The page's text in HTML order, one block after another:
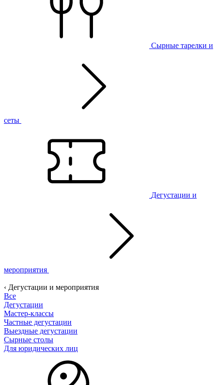
Сырные тарелки и
сеты
Дегустации и
мероприятия
‹ Дегустации и мероприятия
Все
Дегустации
Мастер-классы
Частные дегустации
Выездные дегустации
Сырные столы
Для юридических лиц